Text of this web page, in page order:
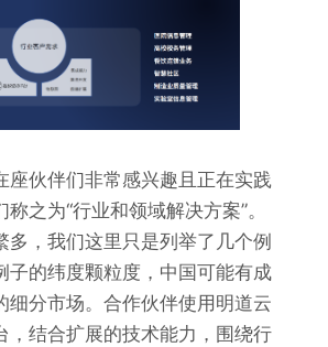
座伙伴们非常感兴趣且正在实践
之为“行业和领域解决方案”。
多，我们这里只是列举了几个例
子的纬度颗粒度，中国可能有成
细分市场。合作伙伴使用明道云
，结合扩展的技术能力，围绕行